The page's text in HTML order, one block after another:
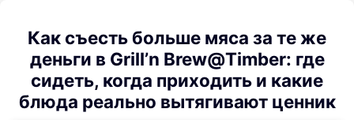
Как съесть больше мяса за те же
деньги в Grill’n Brew@Timber: где
сидеть, когда приходить и какие
блюда реально вытягивают ценник